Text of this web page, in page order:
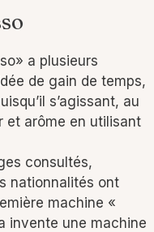
a plusieurs
de gain de temps,
s’agissant, au
et arôme en utilisant
consultés,
nationnalités ont
machine «
invente une machine